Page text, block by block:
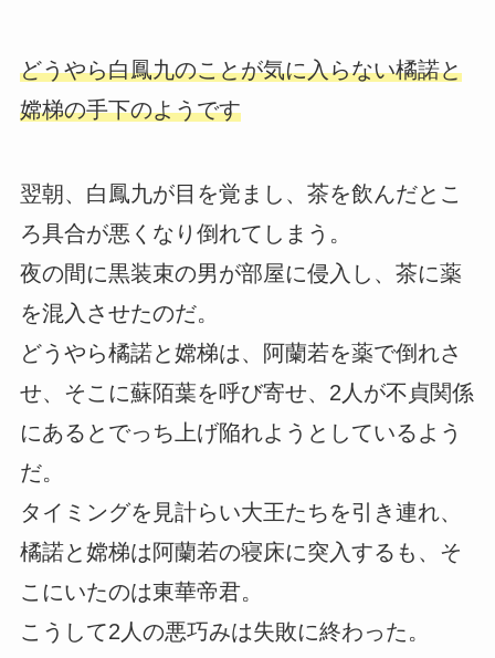
どうやら白鳳九のことが気に入らない橘諾と
嫦梯の手下のようです
翌朝、白鳳九が目を覚まし、茶を飲んだとこ
ろ具合が悪くなり倒れてしまう。
夜の間に黒装束の男が部屋に侵入し、茶に薬
を混入させたのだ。
どうやら橘諾と嫦梯は、阿蘭若を薬で倒れさ
せ、そこに蘇陌葉を呼び寄せ、2人が不貞関係
にあるとでっち上げ陥れようとしているよう
だ。
タイミングを見計らい大王たちを引き連れ、
橘諾と嫦梯は阿蘭若の寝床に突入するも、そ
こにいたのは東華帝君。
こうして2人の悪巧みは失敗に終わった。